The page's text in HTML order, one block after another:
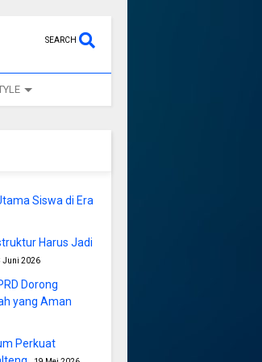
SEARCH
Siswa di Era
Harus Jadi
Juni 2026
Dorong
yang Aman
Perkuat